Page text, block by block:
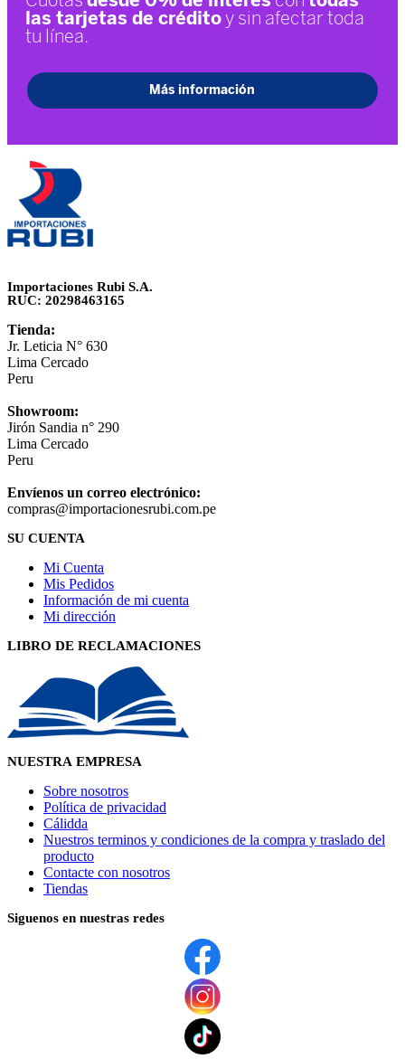
Importaciones Rubi S.A.
RUC: 20298463165
Tienda:
Jr. Leticia N° 630
Lima Cercado
Peru
Showroom:
Jirón Sandia n° 290
Lima Cercado
Peru
Envíenos un correo electrónico:
compras@importacionesrubi.com.pe
SU CUENTA
Mi Cuenta
Mis Pedidos
Información de mi cuenta
Mi dirección
LIBRO DE RECLAMACIONES
NUESTRA EMPRESA
Sobre nosotros
Política de privacidad
Cálidda
Nuestros terminos y condiciones de la compra y traslado del
producto
Contacte con nosotros
Tiendas
Siguenos en nuestras redes